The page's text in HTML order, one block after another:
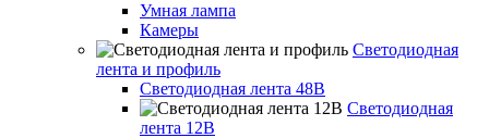
Умная лампа
Камеры
Светодиодная
лента и профиль
Светодиодная лента 48В
Светодиодная
лента 12В